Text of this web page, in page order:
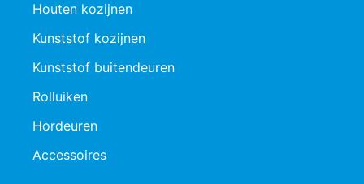
Houten kozijnen
Kunststof kozijnen
Kunststof buitendeuren
Rolluiken
Hordeuren
Accessoires